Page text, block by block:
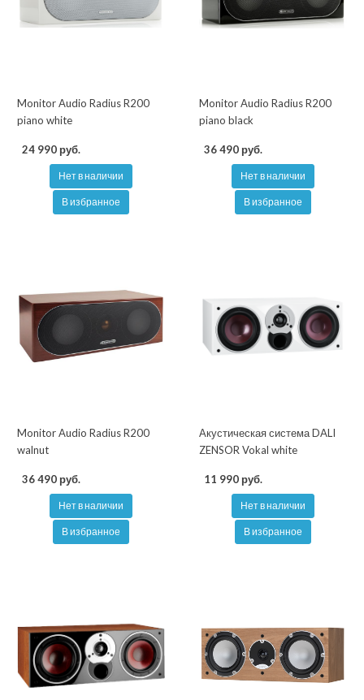
Monitor Audio Radius R200
piano white
24 990 руб.
Нет в наличии
В избранное
Monitor Audio Radius R200
piano black
36 490 руб.
Нет в наличии
В избранное
Monitor Audio Radius R200
walnut
36 490 руб.
Нет в наличии
В избранное
Акустическая система DALI
ZENSOR Vokal white
11 990 руб.
Нет в наличии
В избранное